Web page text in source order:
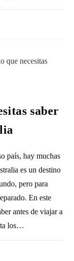
saber
país, hay muchas
es un destino
pero para
En este
antes de viajar a
los…